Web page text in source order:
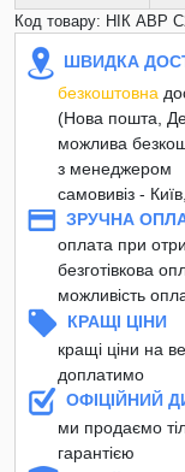
Код товару: НІК АВР
ШВИДКА
безкоштовна
(Нова пошта,
можлива
з менеджером
самовивіз -
ЗРУЧНА
оплата при
безготівкова
можливість
КРАЩІ ЦІНИ
кращі ціни на
доплатимо
ОФІЦІЙНИЙ
ми продаємо
гарантією